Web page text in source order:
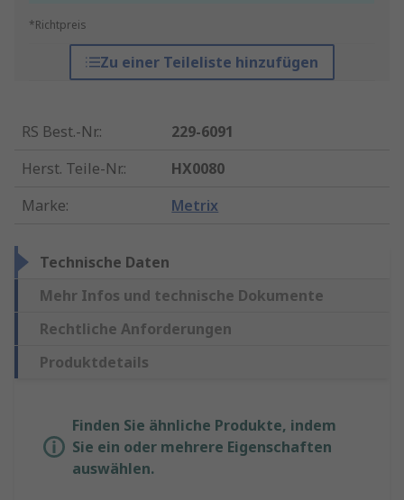
*Richtpreis
Zu einer Teileliste hinzufügen
RS Best.-Nr.:
229-6091
Herst. Teile-Nr.:
HX0080
Marke: Metrix
Technische Daten
Mehr Infos und technische Dokumente
Rechtliche Anforderungen
Produktdetails
Finden Sie ähnliche Produkte, indem
Sie ein oder mehrere Eigenschaften
auswählen.